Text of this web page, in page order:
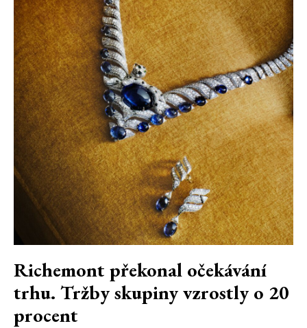
Richemont překonal očekávání
trhu. Tržby skupiny vzrostly o 20
procent